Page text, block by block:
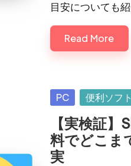
目安についても
Read More
Posted
PC 便利ソフト
【実検証
料でどこま
実